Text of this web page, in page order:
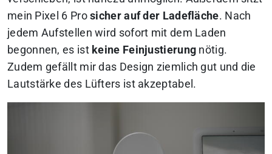
mein Pixel 6 Prosicher auf der Ladefläche. Nach
jedem Aufstellen wird sofort mit dem Laden
begonnen, es ist keine Feinjustierung nötig.
Zudem gefällt mir das Design ziemlich gut und die
Lautstärke des Lüfters ist akzeptabel.